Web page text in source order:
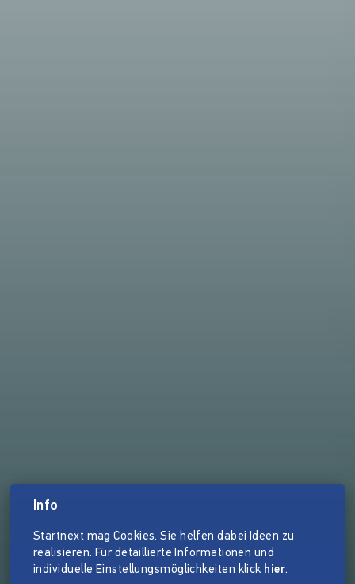
Info
Startnext mag Cookies. Sie helfen dabei Ideen zu
realisieren. Für detaillierte Informationen und
individuelle Einstellungsmöglichkeiten klick hier.